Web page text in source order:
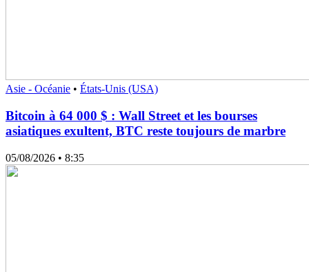
Asie - Océanie • États-Unis (USA)
Bitcoin à 64 000 $ : Wall Street et les bourses
asiatiques exultent, BTC reste toujours de marbre
05/08/2026 • 8:35